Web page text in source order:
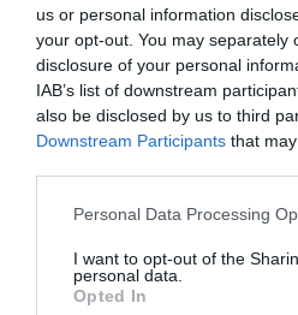
us or personal information
your opt-out. You may separately
disclosure of your personal
IAB’s list of downstream
also be disclosed by us to third
Downstream Participants that
Personal Data Processing
I want to opt-out of the
personal data.
Opted In
https://www.instagram.com/
by=gigihadid
RELATED STORY